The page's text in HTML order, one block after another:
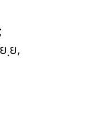
ຍ,